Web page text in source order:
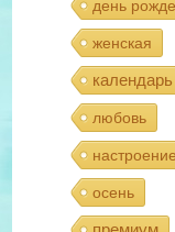
день
женская
календарь
любовь
настроение
осень